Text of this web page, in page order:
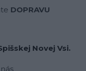
DOPRAVU
Novej Vsi.